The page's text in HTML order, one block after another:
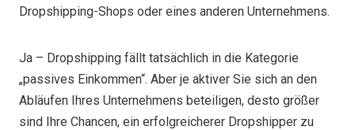
Dropshipping-Shops oder eines anderen Unternehmens.
Ja – Dropshipping fällt tatsächlich in die Kategorie
„passives Einkommen“. Aber je aktiver Sie sich an den
Abläufen Ihres Unternehmens beteiligen, desto größer
sind Ihre Chancen, ein erfolgreicherer Dropshipper zu